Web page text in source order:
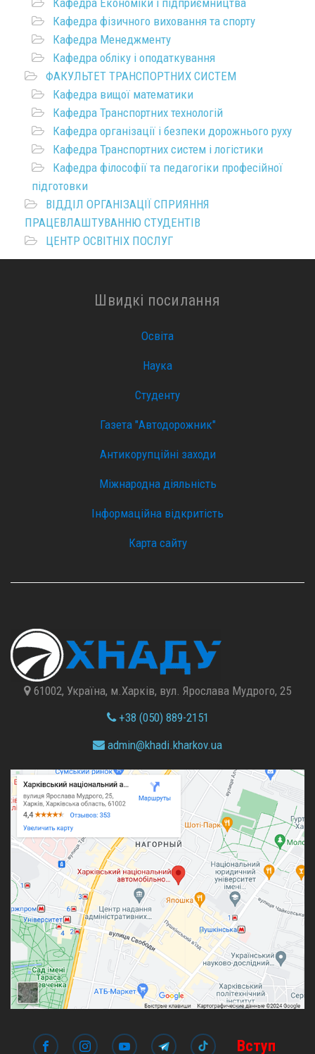
Кафедра Економіки і підприємництва
Кафедра фізичного виховання та спорту
Кафедра Менеджменту
Кафедра обліку і оподаткування
ФАКУЛЬТЕТ ТРАНСПОРТНИХ СИСТЕМ
Кафедра вищої математики
Кафедра Транспортних технологій
Кафедра організації і безпеки дорожнього руху
Кафедра Транспортних систем і логістики
Кафедра філософії та педагогіки професійної
підготовки
ВІДДІЛ ОРГАНІЗАЦІЇ СПРИЯННЯ
ПРАЦЕВЛАШТУВАННЮ СТУДЕНТІВ
ЦЕНТР ОСВІТНІХ ПОСЛУГ
Швидкі посилання
Освіта
Наука
Студенту
Газета "Автодорожник"
Антикорупційні заходи
Міжнародна діяльність
Інформаційна відкритість
Карта сайту
61002, Україна, м.Харків, вул. Ярослава Мудрого, 25
+38 (050) 889-2151
admin@khadi.kharkov.ua
Вступ